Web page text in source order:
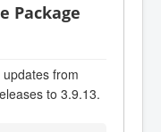
Package
from
to 3.9.13.